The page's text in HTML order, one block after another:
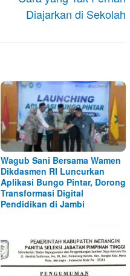
Diajarkan di Sekolah
Wagub Sani Bersama Wamen
Dikdasmen RI Luncurkan
Aplikasi Bungo Pintar, Dorong
Transformasi Digital
Pendidikan di Jambi